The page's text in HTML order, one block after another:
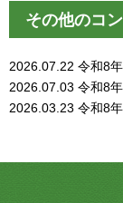
その他のコ
2026.07.22 令和8
2026.07.03 令和8
2026.03.23 令和8